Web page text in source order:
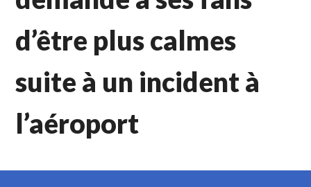
d’être plus calmes
suite à un incident à
l’aéroport